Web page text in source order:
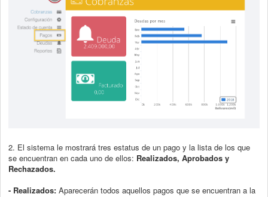
2. El sistema le mostrará tres estatus de un pago y la lista de los que
se encuentran en cada uno de ellos: Realizados, Aprobados y
Rechazados.
- Realizados: Aparecerán todos aquellos pagos que se encuentran a la